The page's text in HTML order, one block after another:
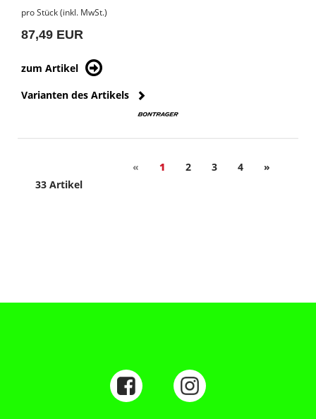
pro Stück (inkl. MwSt.)
87,49 EUR
zum Artikel
Varianten des Artikels
« 1 2 3 4
»
33 Artikel